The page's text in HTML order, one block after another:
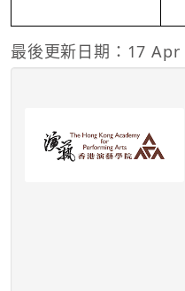
最後更新日期：17 Apr